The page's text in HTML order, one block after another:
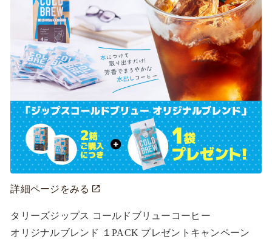
詳細ページをみる
タリーズジップス コールドブリューコーヒー
オリジナルブレンド １PACK プレゼントキャンペーン